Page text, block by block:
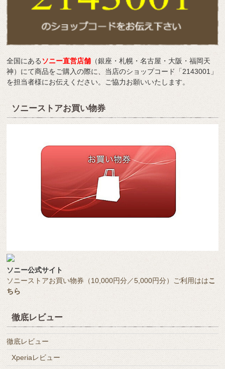
全国にあるソニー直営店舗 （銀座・札幌・名古屋・大阪・福岡天
神）にて商品をご購入の際に、当店のショップコード「2143001」
を担当者様にお伝えください。ご協力お願いいたします。
ソニーストアお買い物券
ソニー公式サイト
ソニーストアお買い物券（10,000円分／5,000円分）ご利用ははこ
ちら
徹底レビュー
徹底レビュー
Xperiaレビュー